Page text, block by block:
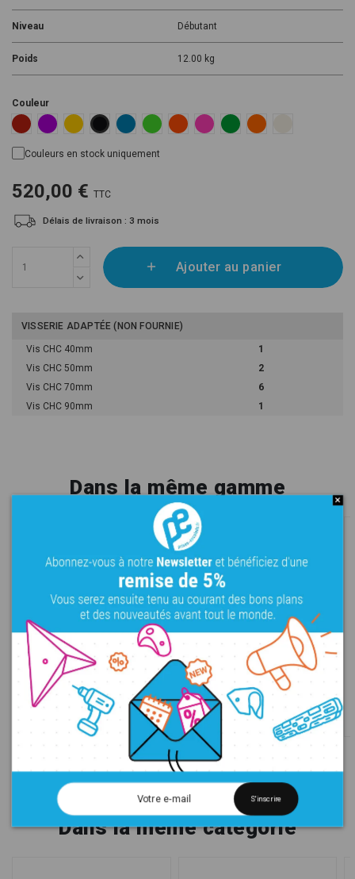
Niveau Débutant
Poids 12.00 kg
Couleur
Red RAL 3020
Violet RAL 4008
Yellow Pantone 116C
Black RAL 9005
Blue RAL 5015
Fluoro Green Pantone 802C
Fluoro Orange Pantone 805C
Fluoro Pink Pantone 806C
Green US 16-16
Orange US 14-01
Couleurs en stock uniquement
520,00 € TTC
Délais de livraison : 3 mois
Ajouter au panier
VISSERIE ADAPTÉE (NON FOURNIE)
Vis CHC 40mm
1
Vis CHC 50mm
2
Vis CHC 70mm
6
Vis CHC 90mm
1
Dans la même gamme
Flame - Edges
Règles
Flame - Tubes 2
L Bacs PU
522,00 €
Dans la même catégorie
S'inscrire